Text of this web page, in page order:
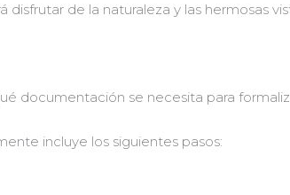
disfrutar de la naturaleza y las hermosas
documentación se necesita para
incluye los siguientes pasos: